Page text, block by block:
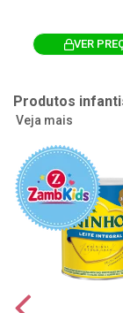
VER
Produtos
Veja mais